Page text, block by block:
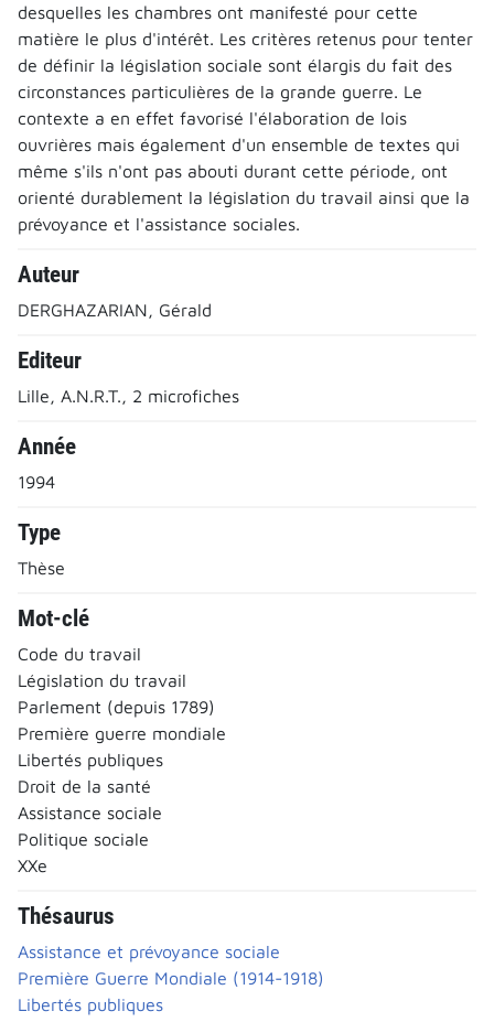
desquelles les chambres ont manifesté pour cette
matière le plus d'intérêt. Les critères retenus pour tenter
de définir la législation sociale sont élargis du fait des
circonstances particulières de la grande guerre. Le
contexte a en effet favorisé l'élaboration de lois
ouvrières mais également d'un ensemble de textes qui
même s'ils n'ont pas abouti durant cette période, ont
orienté durablement la législation du travail ainsi que la
prévoyance et l'assistance sociales.
Auteur
DERGHAZARIAN, Gérald
Editeur
Lille, A.N.R.T., 2 microfiches
Année
1994
Type
Thèse
Mot-clé
Code du travail
Législation du travail
Parlement (depuis 1789)
Première guerre mondiale
Libertés publiques
Droit de la santé
Assistance sociale
Politique sociale
XXe
Thésaurus
Assistance et prévoyance sociale
Première Guerre Mondiale (1914-1918)
Libertés publiques